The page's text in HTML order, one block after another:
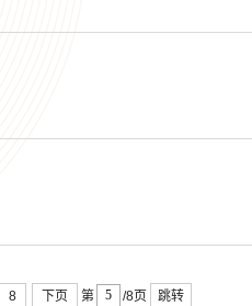
8 下页 第 /8页 跳转